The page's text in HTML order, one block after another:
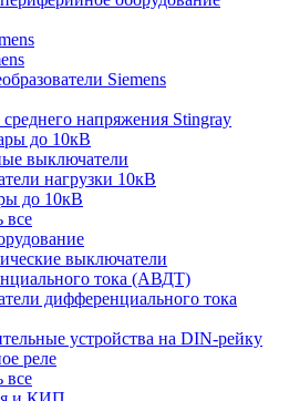
Siemens
напряжения Stingray
до 10кВ
выключатели
нагрузки 10кВ
до 10кВ
все
выключатели
тока (АВДТ)
дифференциального тока
устройства на DIN-рейку
реле
все